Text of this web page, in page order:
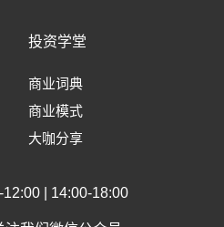
投资学堂
商业词典
商业模式
大咖分享
| 14:00-18:00